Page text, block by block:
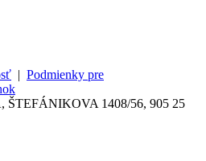
| Podmienky pre
1408/56, 905 25